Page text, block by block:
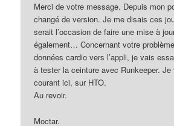
Merci de votre message. Depuis mon
changé de version. Je me disais ces
serait l’occasion de faire une mise à
également… Concernant votre
données cardio vers l’appli, je vais
à tester la ceinture avec Runkeeper.
courant ici, sur HTO.
Au revoir.
Moctar.